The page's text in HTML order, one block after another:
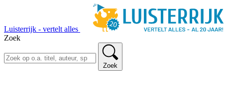
Luisterrijk - vertelt alles
Zoek
Zoek